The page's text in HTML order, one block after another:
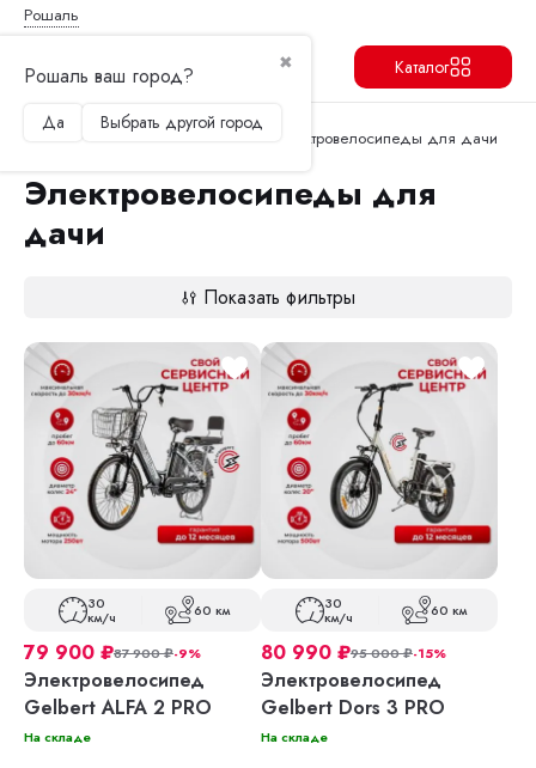
Рошаль
✖
Рошаль ваш город?
Да Выбрать другой город
Каталог
Главная Электровелосипеды Электровелосипеды для дачи
Электровелосипеды для
дачи
Показать фильтры
30
км/ч 60 км
79 900 ₽87 900₽-9%
Электровелосипед
Gelbert ALFA 2 PRO
На складе
30
км/ч 60 км
80 990 ₽95 000₽-15%
Электровелосипед
Gelbert Dors 3 PRO
На складе
Продолжить Перейти в корзину